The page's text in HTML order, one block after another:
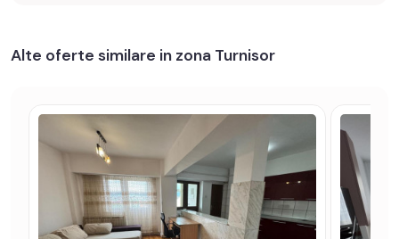
Alte oferte similare in zona Turnisor